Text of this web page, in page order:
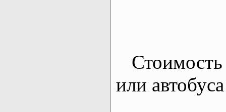
Стоимость
или